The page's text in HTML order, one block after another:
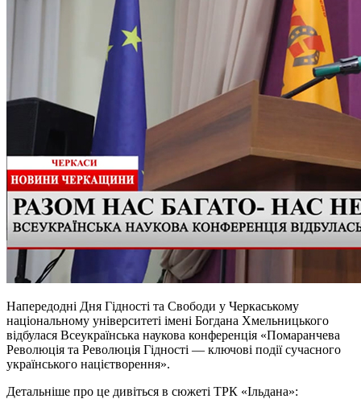
Напередодні Дня Гідності та Свободи у Черкаському
національному університеті імені Богдана Хмельницького
відбулася Всеукраїнська наукова конференція «Помаранчева
Революція та Революція Гідності — ключові події сучасного
українського націєтворення».
Детальніше про це дивіться в сюжеті ТРК «Ільдана»: